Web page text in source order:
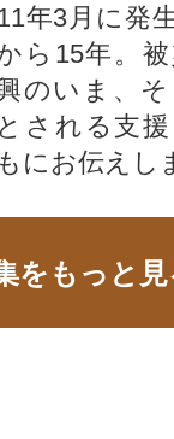
年3月に発
ら15年。
のいま、
される支
にお伝えし
をもっと